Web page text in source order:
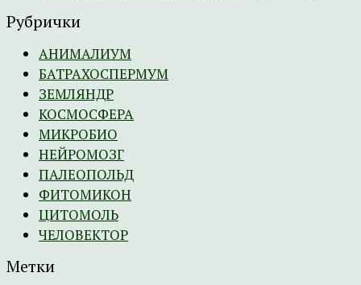
Рубрички
АНИМАЛИУМ
БАТРАХОСПЕРМУМ
ЗЕМЛЯНДР
КОСМОСФЕРА
МИКРОБИО
НЕЙРОМОЗГ
ПАЛЕОПОЛЬД
ФИТОМИКОН
ЦИТОМОЛЬ
ЧЕЛОВЕКТОР
Метки